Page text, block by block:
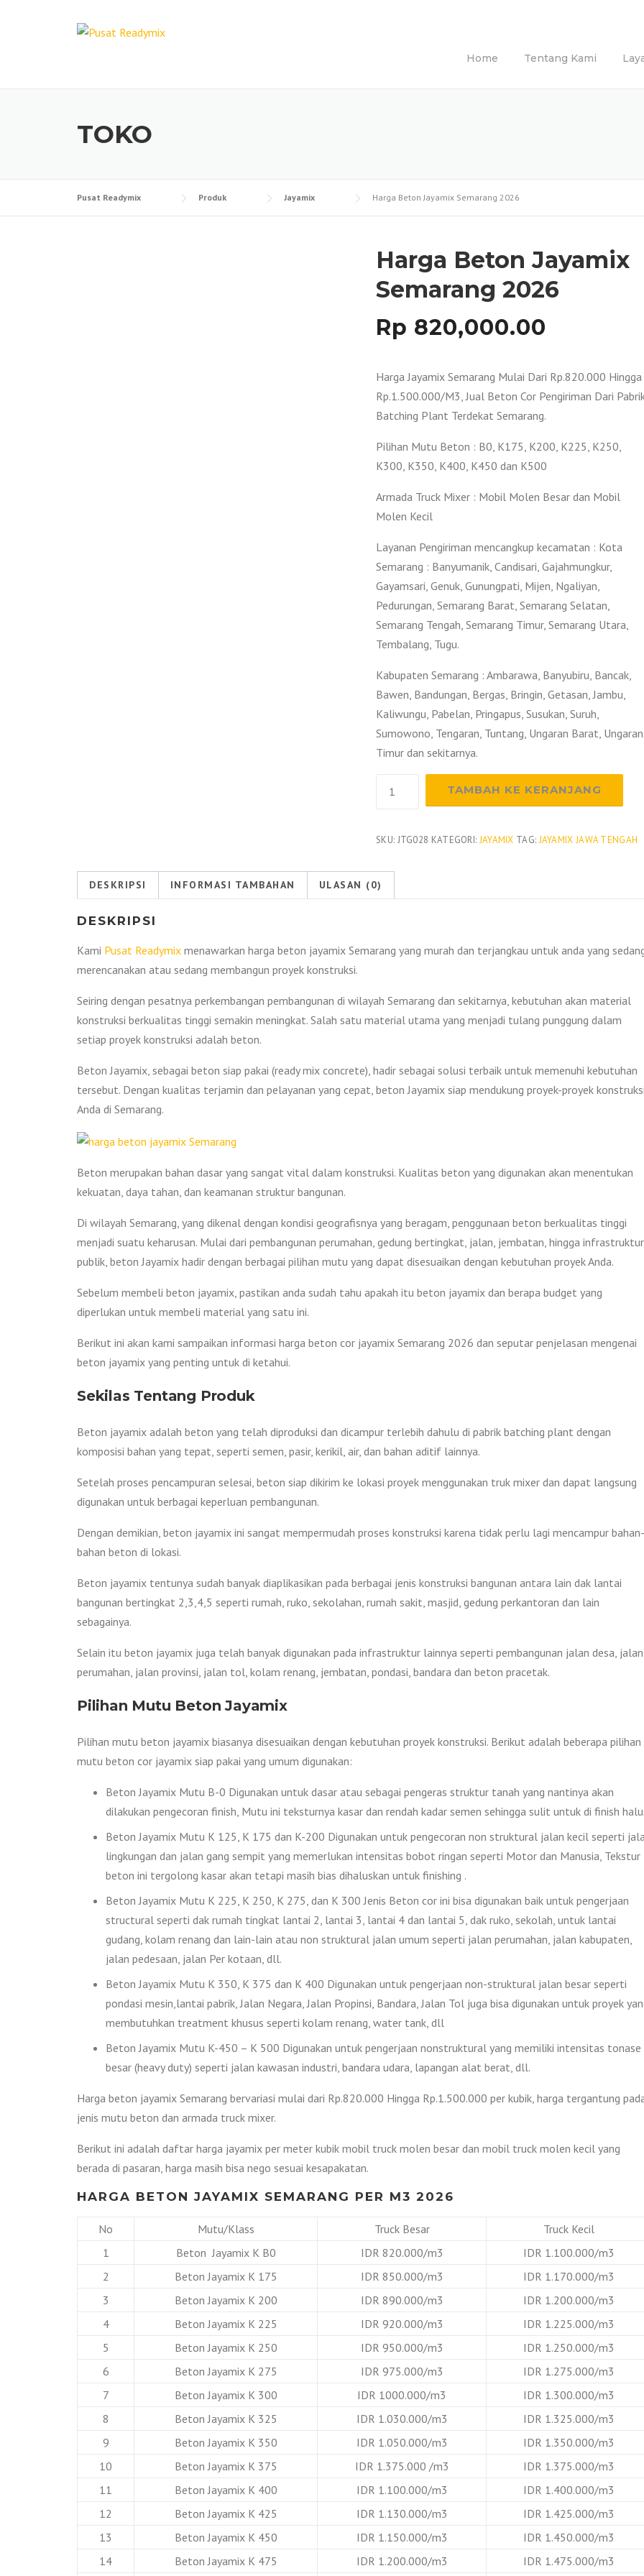
Home Tentang Kami
TOKO
Pusat Readymix Produk Jayamix Harga Beton Jayamix Semarang 2026
Harga Beton Jayamix
Semarang 2026
Rp 820,000.00
Harga Jayamix Semarang Mulai Dari Rp.820.000 Hingga
Rp.1.500.000/M3, Jual Beton Cor Pengiriman Dari
Batching Plant Terdekat Semarang.
Pilihan Mutu Beton : B0, K175, K200, K225, K250,
K300, K350, K400, K450 dan K500
Armada Truck Mixer : Mobil Molen Besar dan Mobil
Molen Kecil
Layanan Pengiriman mencangkup kecamatan : Kota
Semarang : Banyumanik, Candisari, Gajahmungkur,
Gayamsari, Genuk, Gunungpati, Mijen, Ngaliyan,
Pedurungan, Semarang Barat, Semarang Selatan,
Semarang Tengah, Semarang Timur, Semarang Utara,
Tembalang, Tugu.
Kabupaten Semarang : Ambarawa, Banyubiru, Bancak,
Bawen, Bandungan, Bergas, Bringin, Getasan, Jambu,
Kaliwungu, Pabelan, Pringapus, Susukan, Suruh,
Sumowono, Tengaran, Tuntang, Ungaran Barat, Ungaran
Timur dan sekitarnya.
Jayamix
2026
TAMBAH KE KERANJANG
SKU: JTG028 KATEGORI: JAYAMIX TAG: JAYAMIX JAWA TENGAH
DESKRIPSI INFORMASI TAMBAHAN ULASAN (0)
DESKRIPSI
Kami Pusat Readymix menawarkan harga beton jayamix Semarang yang murah dan terjangkau untuk anda yang
merencanakan atau sedang membangun proyek konstruksi.
Seiring dengan pesatnya perkembangan pembangunan di wilayah Semarang dan sekitarnya, kebutuhan akan material
konstruksi berkualitas tinggi semakin meningkat. Salah satu material utama yang menjadi tulang punggung dalam
setiap proyek konstruksi adalah beton.
Beton Jayamix, sebagai beton siap pakai (ready mix concrete), hadir sebagai solusi terbaik untuk memenuhi kebutuhan
tersebut. Dengan kualitas terjamin dan pelayanan yang cepat, beton Jayamix siap mendukung proyek-proyek
Anda di Semarang.
Beton merupakan bahan dasar yang sangat vital dalam konstruksi. Kualitas beton yang digunakan akan menentukan
kekuatan, daya tahan, dan keamanan struktur bangunan.
Di wilayah Semarang, yang dikenal dengan kondisi geografisnya yang beragam, penggunaan beton berkualitas tinggi
menjadi suatu keharusan. Mulai dari pembangunan perumahan, gedung bertingkat, jalan, jembatan, hingga infrastruktur
publik, beton Jayamix hadir dengan berbagai pilihan mutu yang dapat disesuaikan dengan kebutuhan proyek Anda.
Sebelum membeli beton jayamix, pastikan anda sudah tahu apakah itu beton jayamix dan berapa budget yang
diperlukan untuk membeli material yang satu ini.
Berikut ini akan kami sampaikan informasi harga beton cor jayamix Semarang 2026 dan seputar penjelasan mengenai
beton jayamix yang penting untuk di ketahui.
Sekilas Tentang Produk
Beton jayamix adalah beton yang telah diproduksi dan dicampur terlebih dahulu di pabrik batching plant dengan
komposisi bahan yang tepat, seperti semen, pasir, kerikil, air, dan bahan aditif lainnya.
Setelah proses pencampuran selesai, beton siap dikirim ke lokasi proyek menggunakan truk mixer dan dapat langsung
digunakan untuk berbagai keperluan pembangunan.
Dengan demikian, beton jayamix ini sangat mempermudah proses konstruksi karena tidak perlu lagi mencampur bahan-
bahan beton di lokasi.
Beton jayamix tentunya sudah banyak diaplikasikan pada berbagai jenis konstruksi bangunan antara lain dak lantai
bangunan bertingkat 2,3,4,5 seperti rumah, ruko, sekolahan, rumah sakit, masjid, gedung perkantoran dan lain
sebagainya.
Selain itu beton jayamix juga telah banyak digunakan pada infrastruktur lainnya seperti pembangunan jalan desa, jalan
perumahan, jalan provinsi, jalan tol, kolam renang, jembatan, pondasi, bandara dan beton pracetak.
Pilihan Mutu Beton Jayamix
Pilihan mutu beton jayamix biasanya disesuaikan dengan kebutuhan proyek konstruksi. Berikut adalah beberapa pilihan
mutu beton cor jayamix siap pakai yang umum digunakan:
Beton Jayamix Mutu B-0 Digunakan untuk dasar atau sebagai pengeras struktur tanah yang nantinya akan
dilakukan pengecoran finish, Mutu ini teksturnya kasar dan rendah kadar semen sehingga sulit untuk di finish
Beton Jayamix Mutu K 125, K 175 dan K-200 Digunakan untuk pengecoran non struktural jalan kecil seperti
lingkungan dan jalan gang sempit yang memerlukan intensitas bobot ringan seperti Motor dan Manusia, Tekstur
beton ini tergolong kasar akan tetapi masih bias dihaluskan untuk finishing .
Beton Jayamix Mutu K 225, K 250, K 275, dan K 300 Jenis Beton cor ini bisa digunakan baik untuk pengerjaan
structural seperti dak rumah tingkat lantai 2, lantai 3, lantai 4 dan lantai 5, dak ruko, sekolah, untuk lantai
gudang, kolam renang dan lain-lain atau non struktural jalan umum seperti jalan perumahan, jalan kabupaten,
jalan pedesaan, jalan Per kotaan, dll.
Beton Jayamix Mutu K 350, K 375 dan K 400 Digunakan untuk pengerjaan non-struktural jalan besar seperti
pondasi mesin,lantai pabrik, Jalan Negara, Jalan Propinsi, Bandara, Jalan Tol juga bisa digunakan untuk proyek
membutuhkan treatment khusus seperti kolam renang, water tank, dll
Beton Jayamix Mutu K-450 – K 500 Digunakan untuk pengerjaan nonstruktural yang memiliki intensitas tonase
besar (heavy duty) seperti jalan kawasan industri, bandara udara, lapangan alat berat, dll.
Harga beton jayamix Semarang bervariasi mulai dari Rp.820.000 Hingga Rp.1.500.000 per kubik, harga tergantung
jenis mutu beton dan armada truck mixer.
Berikut ini adalah daftar harga jayamix per meter kubik mobil truck molen besar dan mobil truck molen kecil yang
berada di pasaran, harga masih bisa nego sesuai kesapakatan.
HARGA BETON JAYAMIX SEMARANG PER M3 2026
No Mutu/Klass Truck Besar
Truck Kecil
1
Beton Jayamix K B0 IDR 820.000/m3
IDR 1.100.000/m3
2
Beton Jayamix K 175 IDR 850.000/m3
IDR 1.170.000/m3
3
Beton Jayamix K 200 IDR 890.000/m3
IDR 1.200.000/m3
4
Beton Jayamix K 225 IDR 920.000/m3
IDR 1.225.000/m3
5
Beton Jayamix K 250 IDR 950.000/m3
IDR 1.250.000/m3
6
Beton Jayamix K 275 IDR 975.000/m3
IDR 1.275.000/m3
7
Beton Jayamix K 300 IDR 1000.000/m3
IDR 1.300.000/m3
8
Beton Jayamix K 325 IDR 1.030.000/m3
IDR 1.325.000/m3
9
Beton Jayamix K 350 IDR 1.050.000/m3
IDR 1.350.000/m3
10
Beton Jayamix K 375 IDR 1.375.000 /m3
IDR 1.375.000/m3
11
Beton Jayamix K 400 IDR 1.100.000/m3
IDR 1.400.000/m3
12
Beton Jayamix K 425 IDR 1.130.000/m3
IDR 1.425.000/m3
13
Beton Jayamix K 450 IDR 1.150.000/m3
IDR 1.450.000/m3
14
Beton Jayamix K 475 IDR 1.200.000/m3 IDR 1.475.000/m3